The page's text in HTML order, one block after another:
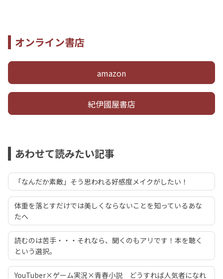
オンライン書店
amazon
紀伊國屋書店
あわせて読みたい記事
「なんだか素敵」そう思われる好感度メイクがしたい！
体重を落とすだけでは美しくならないことを知っているあな
たへ
読むのは苦手・・・それなら、聞くのもアリです！本を聴く
という選択。
YouTuber×ゲーム実況×青春小説 どうすれば人気者になれ